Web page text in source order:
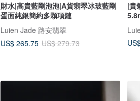
財水|高貴藍剛泡泡|A貨翡翠冰玻藍剛
蛋面純銀簡約多顆項鏈
Luien Jade 路安翡翠
US$ 265.75 US$ 279.73
|貴